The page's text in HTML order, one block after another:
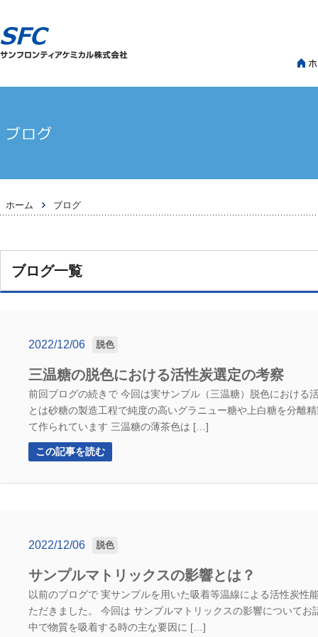
ホーム >
ブログ
ブログ一覧
2022/12/06 脱色
三温糖の脱色における活性炭選定の考察
前回ブログの続きで 今回は実サンプル（三温糖）脱色における
とは砂糖の製造工程で純度の高いグラニュー糖や上白糖を分離
て作られています 三温糖の薄茶色は […]
この記事を読む
2022/12/06 脱色
サンプルマトリックスの影響とは？
以前のブログで 実サンプルを用いた吸着等温線による活性炭性
ただきました。 今回は サンプルマトリックスの影響について
中で物質を吸着する時の主な要因に […]